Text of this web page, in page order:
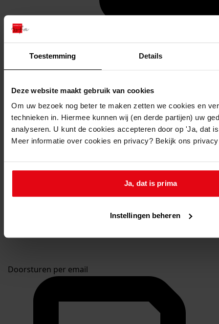
Toestemming Details
Deze website maakt gebruik van cookies
Om uw bezoek nog beter te maken zetten we cookies en
technieken in. Hiermee kunnen wij (en derde partijen) uw
analyseren. U kunt de cookies accepteren door op 'Ja, dat
Meer informatie over cookies en privacy? Bekijk ons
Ja, dat is prima
Instellingen beheren
Delen
Doorsturen per email